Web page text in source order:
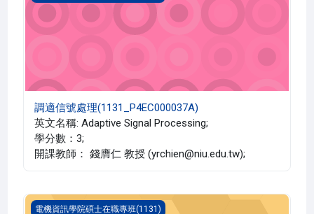
調適信號處理(1131_P4EC000037A)
英文名稱: Adaptive Signal Processing;
學分數：3;
開課教師： 錢膺仁 教授 (yrchien@niu.edu.tw);
碩士論文 三(1131_P4EC000031A)
電機資訊學院碩士在職專班(1131)